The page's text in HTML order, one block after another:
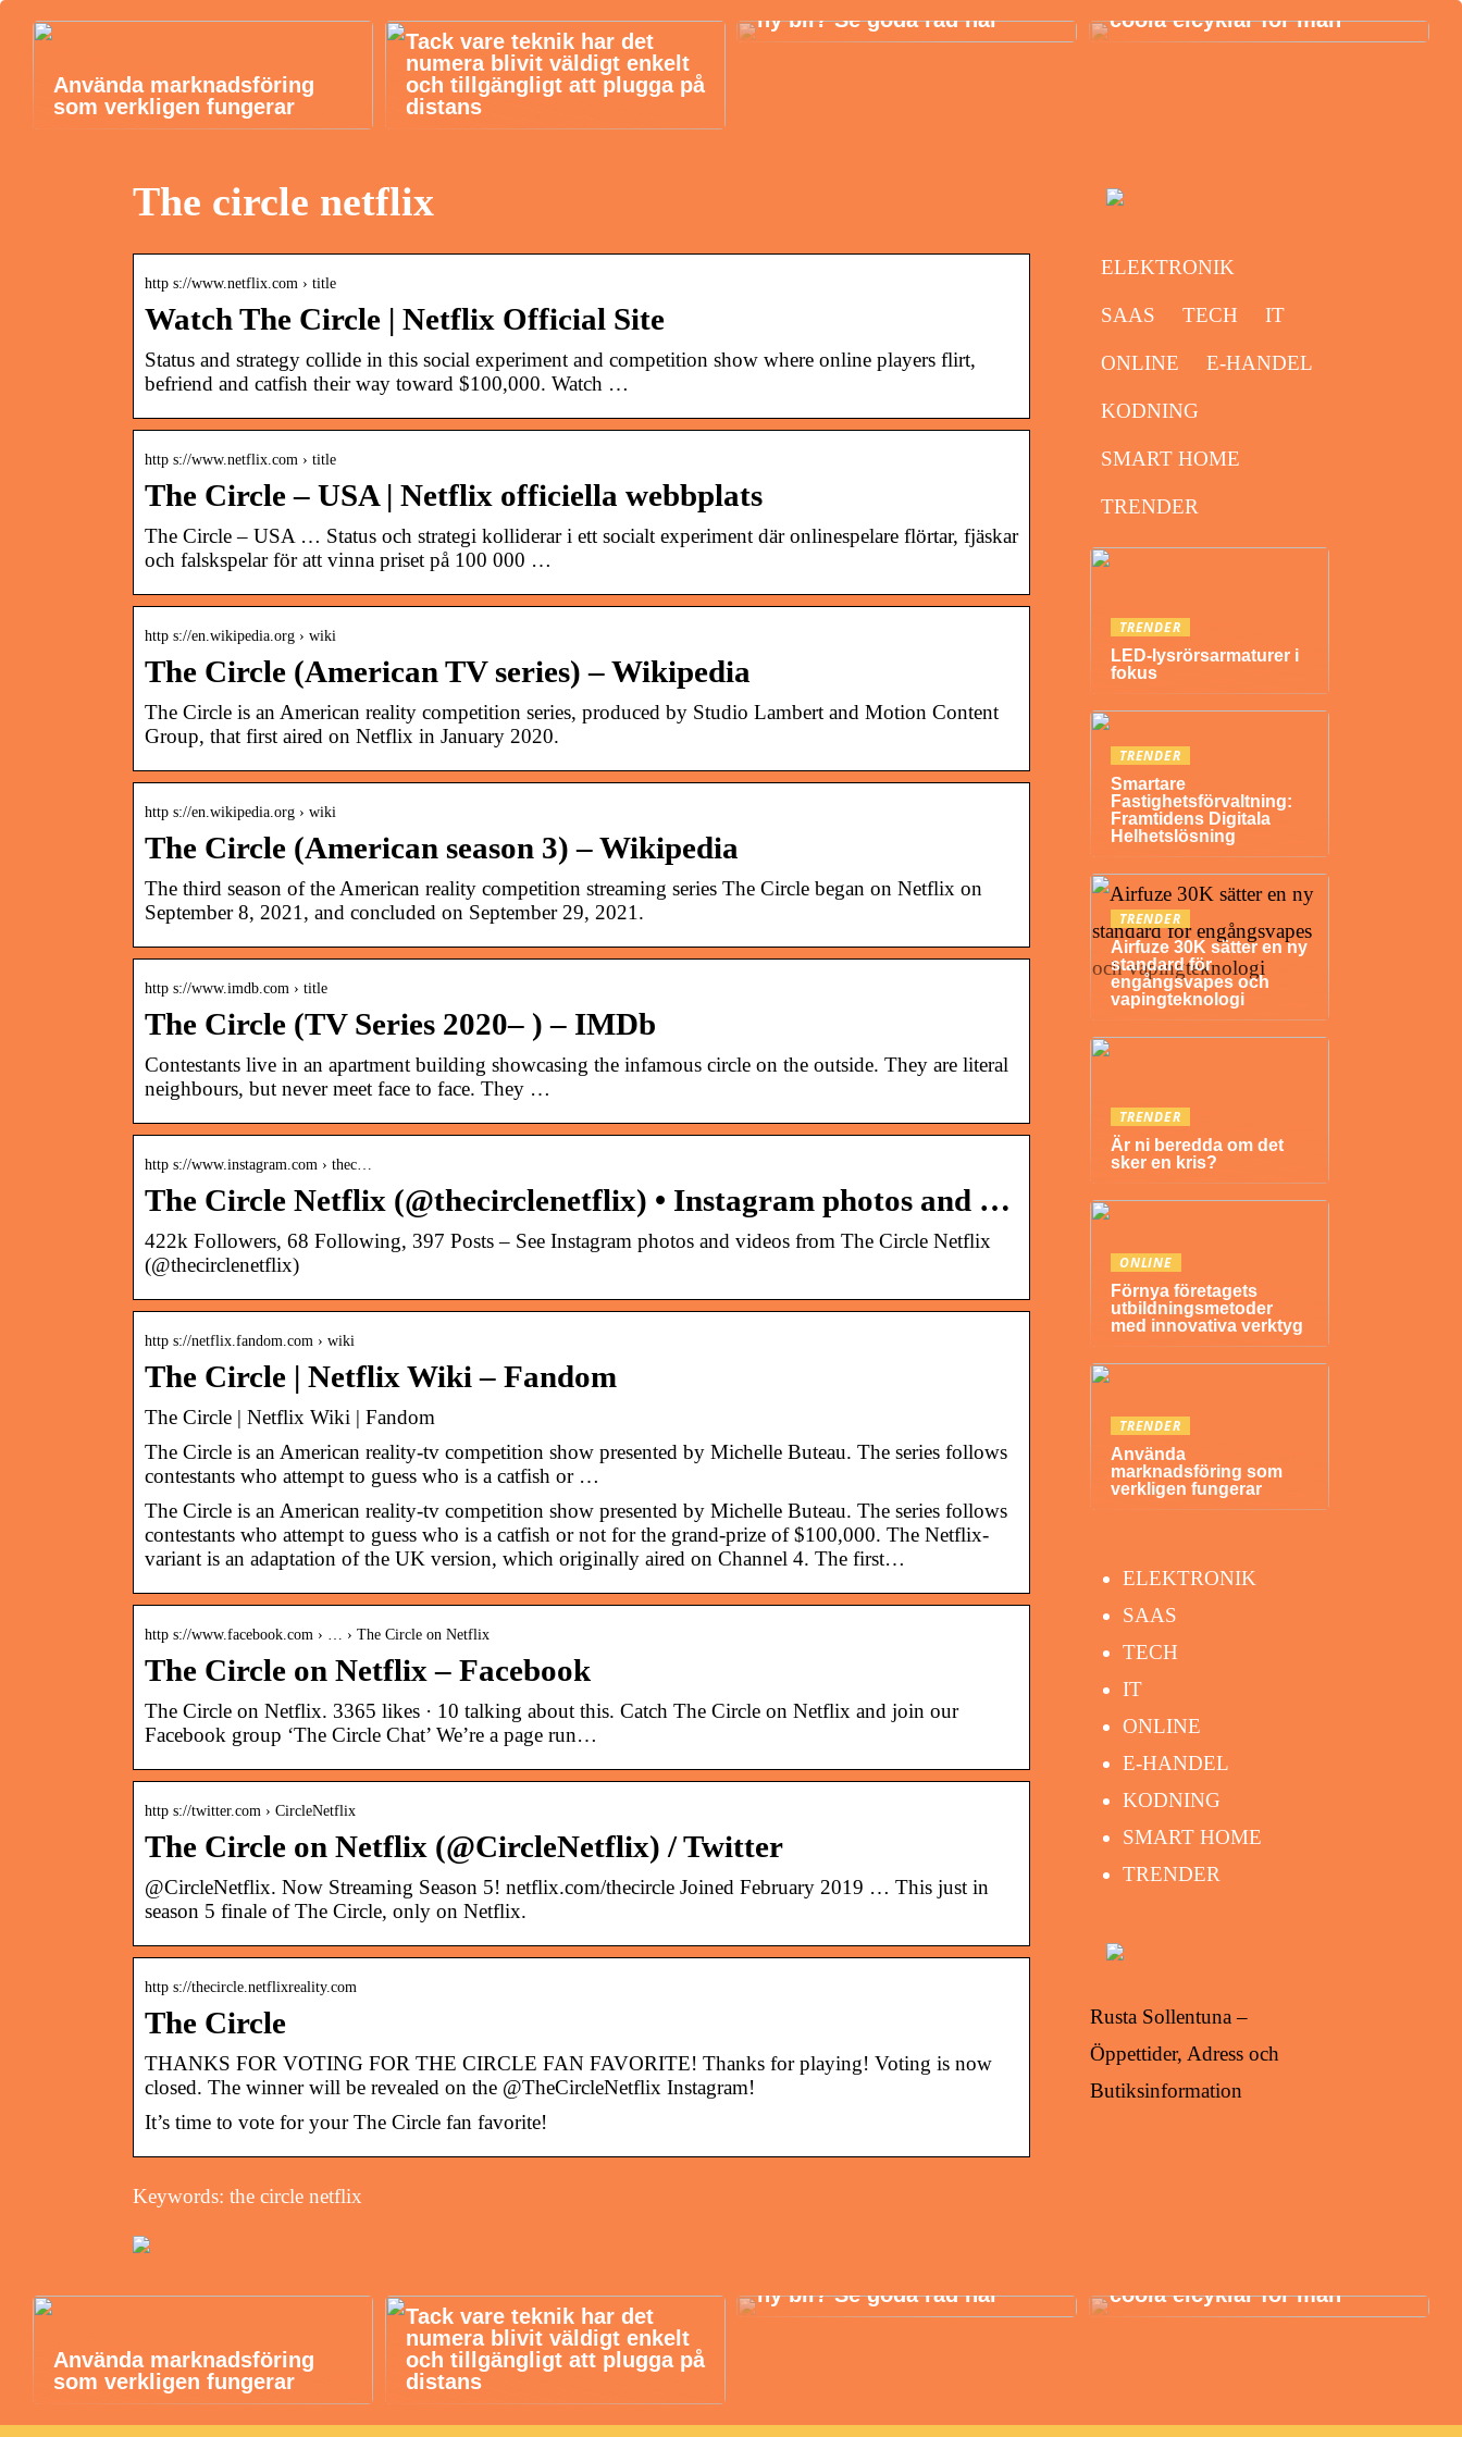
Använda marknadsföring
som verkligen fungerar
Tack vare teknik har det
numera blivit väldigt enkelt
och tillgängligt att plugga på
distans
ny bil? Se goda råd här
coola elcyklar för män
The circle netflix
http s://www.netflix.com › title
Watch The Circle | Netflix Official Site
Status and strategy collide in this social experiment and competition show where online players flirt,
befriend and catfish their way toward $100,000. Watch …
http s://www.netflix.com › title
The Circle – USA | Netflix officiella webbplats
The Circle – USA … Status och strategi kolliderar i ett socialt experiment där onlinespelare flörtar, fjäskar
och falskspelar för att vinna priset på 100 000 …
http s://en.wikipedia.org › wiki
The Circle (American TV series) – Wikipedia
The Circle is an American reality competition series, produced by Studio Lambert and Motion Content
Group, that first aired on Netflix in January 2020.
http s://en.wikipedia.org › wiki
The Circle (American season 3) – Wikipedia
The third season of the American reality competition streaming series The Circle began on Netflix on
September 8, 2021, and concluded on September 29, 2021.
http s://www.imdb.com › title
The Circle (TV Series 2020– ) – IMDb
Contestants live in an apartment building showcasing the infamous circle on the outside. They are literal
neighbours, but never meet face to face. They …
http s://www.instagram.com › thec…
The Circle Netflix (@thecirclenetflix) • Instagram photos and …
422k Followers, 68 Following, 397 Posts – See Instagram photos and videos from The Circle Netflix
(@thecirclenetflix)
http s://netflix.fandom.com › wiki
The Circle | Netflix Wiki – Fandom
The Circle | Netflix Wiki | Fandom
The Circle is an American reality-tv competition show presented by Michelle Buteau. The series follows
contestants who attempt to guess who is a catfish or …
The Circle is an American reality-tv competition show presented by Michelle Buteau. The series follows
contestants who attempt to guess who is a catfish or not for the grand-prize of $100,000. The Netflix-
variant is an adaptation of the UK version, which originally aired on Channel 4. The first…
http s://www.facebook.com › … › The Circle on Netflix
The Circle on Netflix – Facebook
The Circle on Netflix. 3365 likes · 10 talking about this. Catch The Circle on Netflix and join our
Facebook group ‘The Circle Chat’ We’re a page run…
http s://twitter.com › CircleNetflix
The Circle on Netflix (@CircleNetflix) / Twitter
@CircleNetflix. Now Streaming Season 5! netflix.com/thecircle Joined February 2019 … This just in
season 5 finale of The Circle, only on Netflix.
http s://thecircle.netflixreality.com
The Circle
THANKS FOR VOTING FOR THE CIRCLE FAN FAVORITE! Thanks for playing! Voting is now
closed. The winner will be revealed on the @TheCircleNetflix Instagram!
It’s time to vote for your The Circle fan favorite!
Keywords: the circle netflix
ELEKTRONIK
SAAS TECH IT
ONLINE E-HANDEL
KODNING
SMART HOME
TRENDER
TRENDER
LED-lysrörsarmaturer i
fokus
TRENDER
Smartare
Fastighetsförvaltning:
Framtidens Digitala
Helhetslösning
TRENDER
Airfuze 30K sätter en ny
standard för
engångsvapes och
vapingteknologi
TRENDER
Är ni beredda om det
sker en kris?
ONLINE
Förnya företagets
utbildningsmetoder
med innovativa verktyg
TRENDER
Använda
marknadsföring som
verkligen fungerar
ELEKTRONIK
SAAS
TECH
IT
ONLINE
E-HANDEL
KODNING
SMART HOME
TRENDER
Rusta Sollentuna –
Öppettider, Adress och
Butiksinformation
Använda marknadsföring
som verkligen fungerar
Tack vare teknik har det
numera blivit väldigt enkelt
och tillgängligt att plugga på
distans
ny bil? Se goda råd här
coola elcyklar för män